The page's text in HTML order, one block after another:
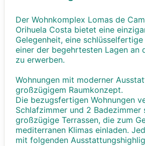
Der Wohnkomplex Lomas de
Orihuela Costa bietet eine
Gelegenheit, eine schlüsselfertige
einer der begehrtesten Lagen an
zu erwerben.
Wohnungen mit moderner
großzügigem Raumkonzept.
Die bezugsfertigen Wohnungen
Schlafzimmer und 2 Badezimmer
großzügige Terrassen, die zum
mediterranen Klimas einladen.
mit folgenden